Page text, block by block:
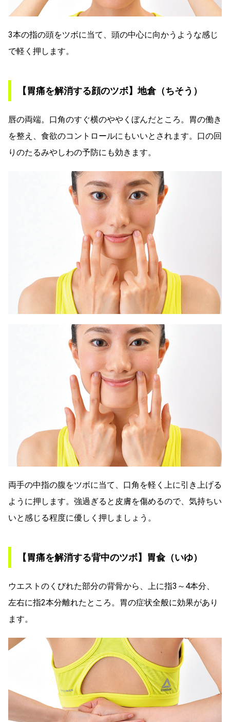
3本の指の頭をツボに当て、頭の中心に向かうような感じ
で軽く押します。
【胃痛を解消する顔のツボ】地倉（ちそう）
唇の両端。口角のすぐ横のややくぼんだところ。胃の働き
を整え、食欲のコントロールにもいいとされます。口の回
りのたるみやしわの予防にも効きます。
両手の中指の腹をツボに当て、口角を軽く上に引き上げる
ように押します。強過ぎると皮膚を傷めるので、気持ちい
いと感じる程度に優しく押しましょう。
【胃痛を解消する背中のツボ】胃兪（いゆ）
ウエストのくびれた部分の背骨から、上に指3～4本分、
左右に指2本分離れたところ。胃の症状全般に効果があり
ます。